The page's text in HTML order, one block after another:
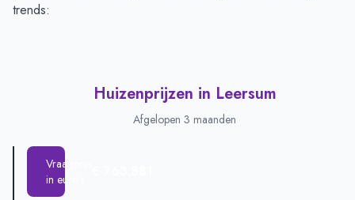
trends:
Huizenprijzen in Leersum
Afgelopen 3 maanden
Vraagprijs
in euro's